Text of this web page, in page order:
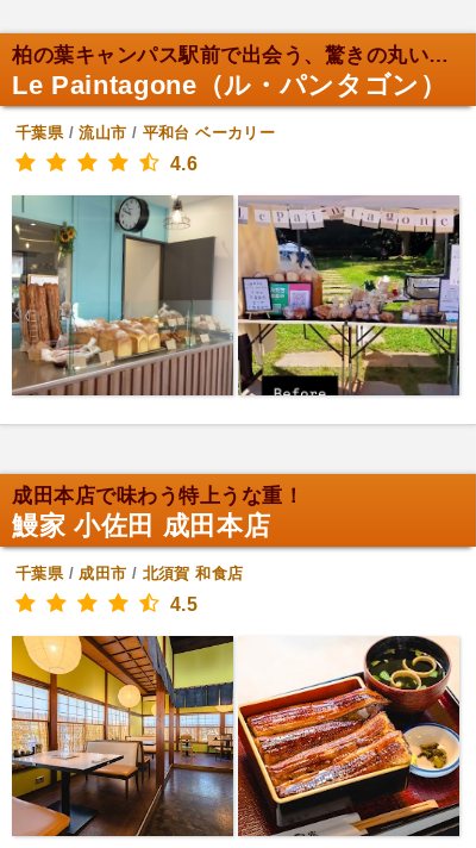
柏の葉キャンパス駅前で出会う、驚きの丸い食パン！
Le Paintagone（ル・パンタゴン）
千葉県/流山市 / 平和台 ベーカリー
4.6
成田本店で味わう特上うな重！
鰻家 小佐田 成田本店
千葉県/成田市 / 北須賀 和食店
4.5